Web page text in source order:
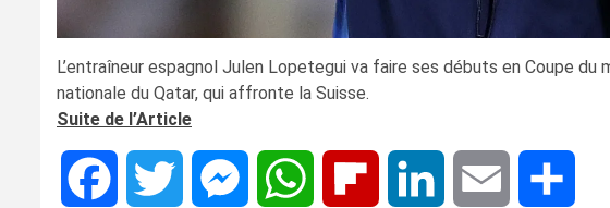
L’entraîneur espagnol Julen Lopetegui va faire ses débuts en Coupe du
nationale du Qatar, qui affronte la Suisse.
Suite de l’Article
Facebook Twitter MessengerWhatsApp Flipboard LinkedIn Email